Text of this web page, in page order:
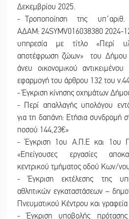
Δεκεμβρίου 2025.
- Τροποποίηση της υπ΄αριθ.
ΑΔΑΜ: 24SYMV016038380 2024-
υπηρεσία με τίτλο «Περί
αποτέφρωση ζώων» του Δήμου
άνευ οικονομικού
εφαρμογή του άρθρου 132 του
- Έγκριση κίνησης οχημάτων
- Περί απαλλαγής υπολόγου
για τη δαπάνη: Ετήσια
ποσού 144,23€»
- Έγκριση 1ου Α.Π.Ε και 1ου
«Επείγουσες εργασίες
κεντρικού τμήματος οδού Κων/
- Έγκριση εκτέλεσης της
αθλητικών εγκαταστάσεων –
Πνευματικού Κέντρου και
- Έγκριση υποβολής